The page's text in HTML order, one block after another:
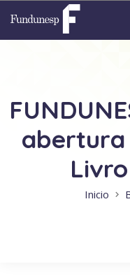
abertura
Inicio